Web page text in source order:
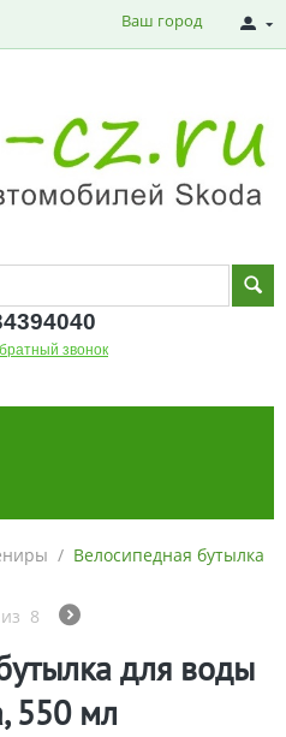
Ваш город
94040
звонок
/ Велосипедная бутылка
из 8
для воды
550 мл